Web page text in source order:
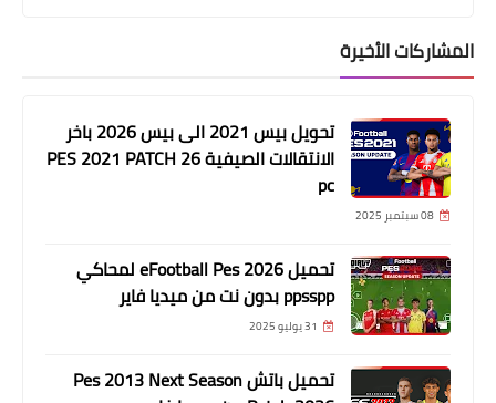
المشاركات الأخيرة
تحويل بيس 2021 الى بيس 2026 باخر
الانتقالات الصيفية PES 2021 PATCH 26
pc
08 سبتمبر 2025
تحميل eFootball Pes 2026 لمحاكي
ppsspp بدون نت من ميديا فاير
31 يوليو 2025
تحميل باتش Pes 2013 Next Season